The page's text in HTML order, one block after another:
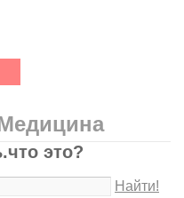
это?
Найти!